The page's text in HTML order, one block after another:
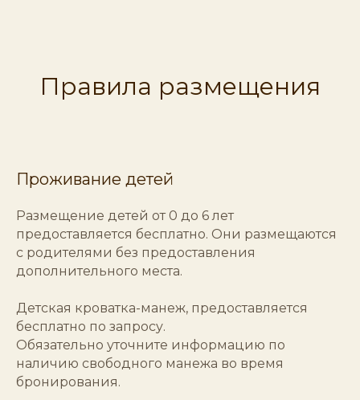
Правила размещения
Проживание детей
Размещение детей от 0 до 6 лет
предоставляется бесплатно. Они размещаются
с родителями без предоставления
дополнительного места.
Детская кроватка-манеж, предоставляется
бесплатно по запросу.
Обязательно уточните информацию по
наличию свободного манежа во время
бронирования.